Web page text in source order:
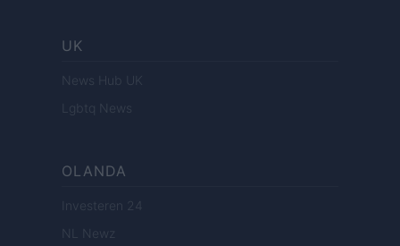
UK
News Hub UK
Lgbtq News
OLANDA
Investeren 24
NL Newz